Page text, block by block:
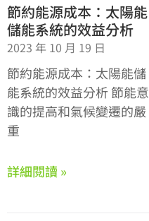
節約能源成本：太陽能
儲能系統的效益分析
2023 年 10 月 19 日
節約能源成本：太陽能儲
能系統的效益分析 節能意
識的提高和氣候變遷的嚴
重
詳細閱讀 »